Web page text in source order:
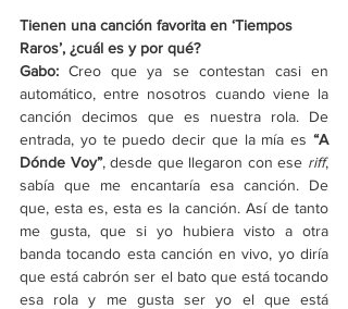
Tienen una canción favorita en ‘Tiempos
Raros’, ¿cuál es y por qué?
Gabo: Creo que ya se contestan casi en
automático, entre nosotros cuando viene la
canción decimos que es nuestra rola. De
entrada, yo te puedo decir que la mía es “A
Dónde Voy”, desde que llegaron con ese riff,
sabía que me encantaría esa canción. De
que, esta es, esta es la canción. Así de tanto
me gusta, que si yo hubiera visto a otra
banda tocando esta canción en vivo, yo diría
que está cabrón ser el bato que está tocando
esa rola y me gusta ser yo el que está